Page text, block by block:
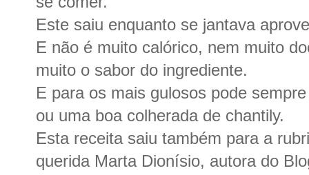
Este saiu enquanto se jantava
E não é muito calórico, nem muito
muito o sabor do ingrediente.
E para os mais gulosos pode
ou uma boa colherada de chantily.
Esta receita saiu também para a
querida Marta Dionísio, autora do